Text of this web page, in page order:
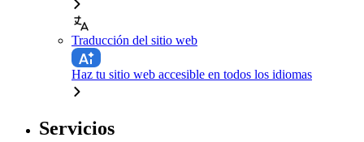
Traducción del sitio web
Haz tu sitio web accesible en todos los idiomas
Servicios